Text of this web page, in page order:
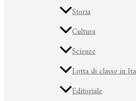
Storia
Cultura
Scienze
Lotta di classe in
Editoriale